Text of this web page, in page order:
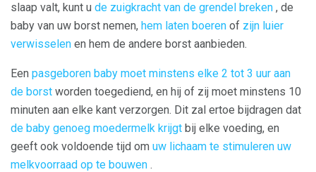
slaap valt, kunt u de zuigkracht van de grendel breken , de
baby van uw borst nemen, hem laten boeren of zijn luier
verwisselen en hem de andere borst aanbieden.
Een pasgeboren baby moet minstens elke 2 tot 3 uur aan
de borst worden toegediend, en hij of zij moet minstens 10
minuten aan elke kant verzorgen. Dit zal ertoe bijdragen dat
de baby genoeg moedermelk krijgt bij elke voeding, en
geeft ook voldoende tijd om uw lichaam te stimuleren uw
melkvoorraad op te bouwen .